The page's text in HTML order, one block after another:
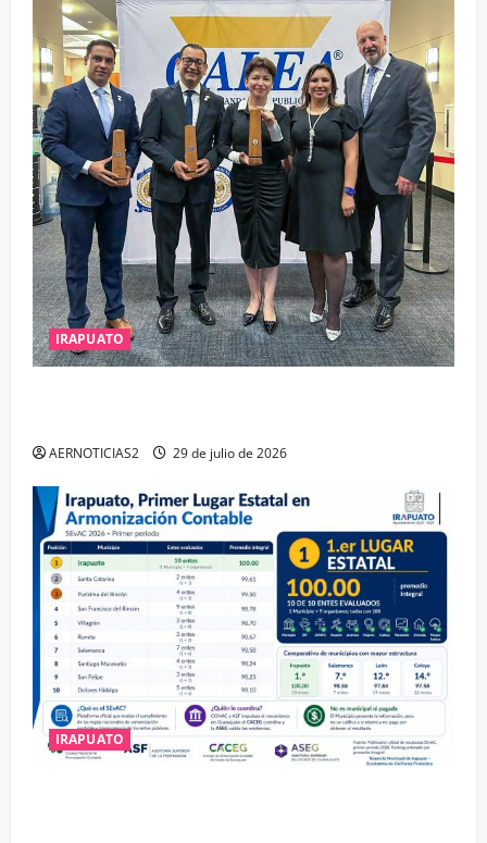
IRAPUATO
AERNOTICIAS2 29 de julio de 2026
IRAPUATO